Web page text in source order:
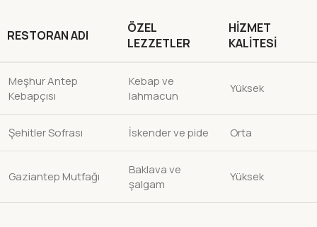
RESTORAN ADI
ÖZEL
LEZZETLER
HIZMET
KALITESI
Meşhur Antep
Kebapçısı
Kebap ve
lahmacun
Yüksek
Şehitler Sofrası İskender ve pide Orta
Gaziantep Mutfağı
Baklava ve
şalgam
Yüksek